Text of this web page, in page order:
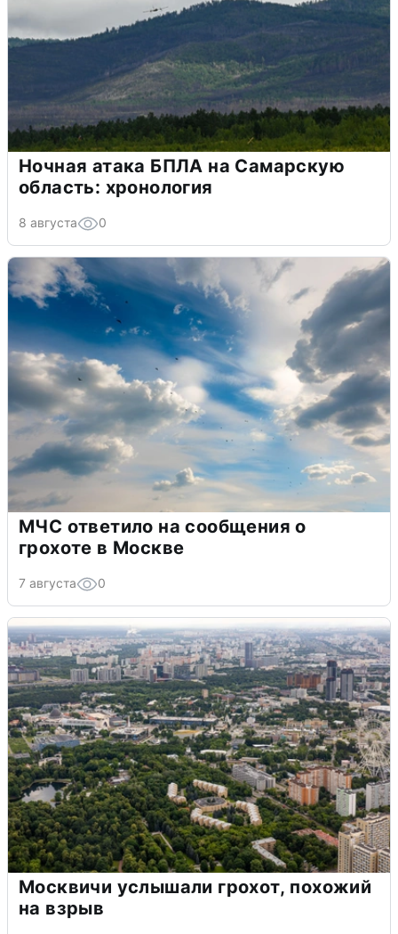
Ночная атака БПЛА на Самарскую
область: хронология
8 августа 0
МЧС ответило на сообщения о
грохоте в Москве
7 августа 0
Москвичи услышали грохот, похожий
на взрыв